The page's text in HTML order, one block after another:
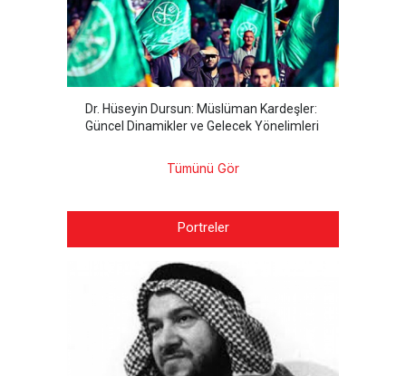
Dr. Hüseyin Dursun: Müslüman Kardeşler:
Güncel Dinamikler ve Gelecek Yönelimleri
Tümünü Gör
Portreler